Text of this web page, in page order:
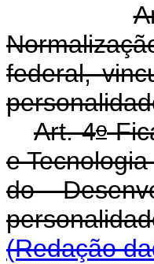
federal,
Art. 4o
e
do
(Redação